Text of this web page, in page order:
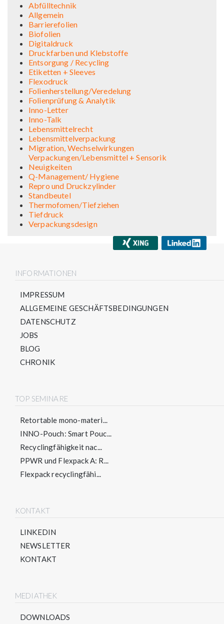
Abfülltechnik
Allgemein
Barrierefolien
Biofolien
Digitaldruck
Druckfarben und Klebstoffe
Entsorgung / Recycling
Etiketten + Sleeves
Flexodruck
Folienherstellung/Veredelung
Folienprüfung & Analytik
Inno-Letter
Inno-Talk
Lebensmittelrecht
Lebensmittelverpackung
Migration, Wechselwirkungen
Verpackungen/Lebensmittel + Sensorik
Neuigkeiten
Q-Management/ Hygiene
Repro und Druckzylinder
Standbeutel
Thermofomen/Tiefziehen
Tiefdruck
Verpackungsdesign
INFORMATIONEN
IMPRESSUM
ALLGEMEINE GESCHÄFTSBEDINGUNGEN
DATENSCHUTZ
JOBS
BLOG
CHRONIK
TOP SEMINARE
Retortable mono-materi...
INNO-Pouch: Smart Pouc...
Recyclingfähigkeit nac...
PPWR und Flexpack A: R...
Flexpack recyclingfähi...
KONTAKT
LINKEDIN
NEWSLETTER
KONTAKT
MEDIATHEK
DOWNLOADS